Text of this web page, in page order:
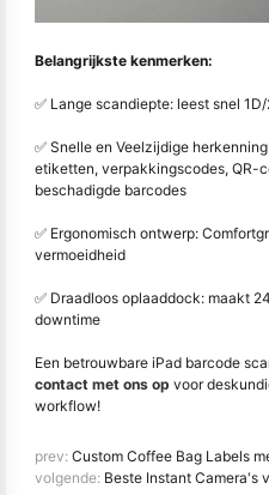
Belangrijkste kenmerken:
✅ Lange scandiepte: leest snel
✅ Snelle en Veelzijdige
etiketten, verpakkingscodes, QR-
beschadigde barcodes
✅ Ergonomisch ontwerp:
vermoeidheid
✅ Draadloos oplaaddock: maakt
downtime
Een betrouwbare iPad barcode
contact met ons op voor
workflow!
prev: Custom Coffee Bag Labels
volgende: Beste Instant Camera's voor